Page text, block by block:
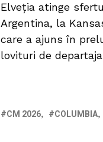
Elveția atinge
Argentina, la
care a ajuns în
lovituri de
CM 2026 COLUMBIA